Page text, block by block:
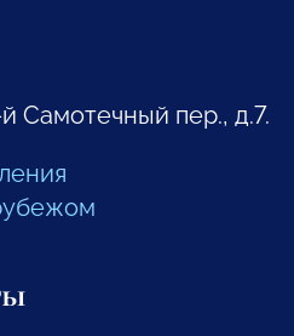
Самотечный пер., д.7.